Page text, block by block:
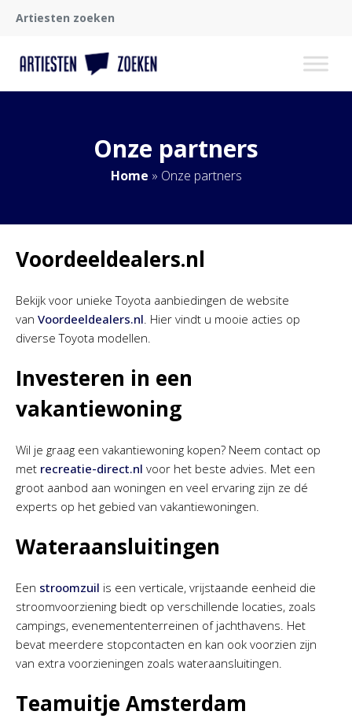
Artiesten zoeken
Onze partners
Home » Onze partners
Voordeeldealers.nl
Bekijk voor unieke Toyota aanbiedingen de website
van Voordeeldealers.nl. Hier vindt u mooie acties op
diverse Toyota modellen.
Investeren in een
vakantiewoning
Wil je graag een vakantiewoning kopen? Neem contact op
met recreatie-direct.nl voor het beste advies. Met een
groot aanbod aan woningen en veel ervaring zijn ze dé
experts op het gebied van vakantiewoningen.
Wateraansluitingen
Een stroomzuil is een verticale, vrijstaande eenheid die
stroomvoorziening biedt op verschillende locaties, zoals
campings, evenemententerreinen of jachthavens. Het
bevat meerdere stopcontacten en kan ook voorzien zijn
van extra voorzieningen zoals wateraansluitingen.
Teamuitje Amsterdam